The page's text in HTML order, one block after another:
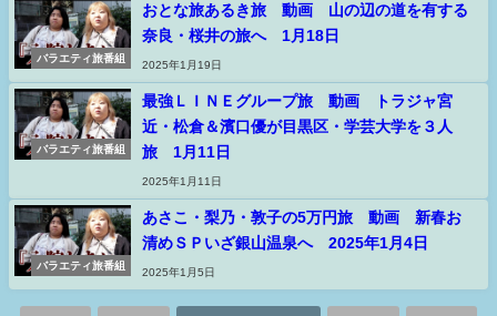
バラエティ旅番組
おとな旅あるき旅 動画 山の辺の道を有する
奈良・桜井の旅へ 1月18日
2025年1月19日
バラエティ旅番組
最強ＬＩＮＥグループ旅 動画 トラジャ宮
近・松倉＆濱口優が目黒区・学芸大学を３人
旅 1月11日
2025年1月11日
バラエティ旅番組
あさこ・梨乃・敦子の5万円旅 動画 新春お
清めＳＰいざ銀山温泉へ 2025年1月4日
2025年1月5日